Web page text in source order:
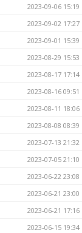
2023-09-06 15:19
2023-09-02 17:27
2023-09-01 15:39
2023-08-29 15:53
2023-08-17 17:14
2023-08-16 09:51
2023-08-11 18:06
2023-08-08 08:39
2023-07-13 21:32
2023-07-05 21:10
2023-06-22 23:08
2023-06-21 23:00
2023-06-21 17:16
2023-06-15 19:34